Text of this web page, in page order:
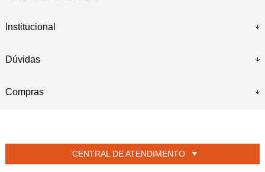
Institucional
Dúvidas
Compras
CENTRAL DE ATENDIMENTO